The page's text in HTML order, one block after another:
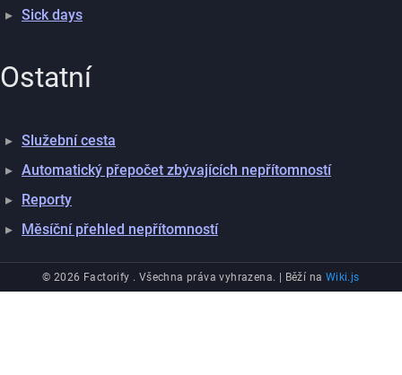
Sick days
Ostatní
Služební cesta
Automatický přepočet zbývajících nepřítomností
Reporty
Měsíční přehled nepřítomností
© 2026 Factorify . Všechna práva vyhrazena. | Běží na Wiki.js